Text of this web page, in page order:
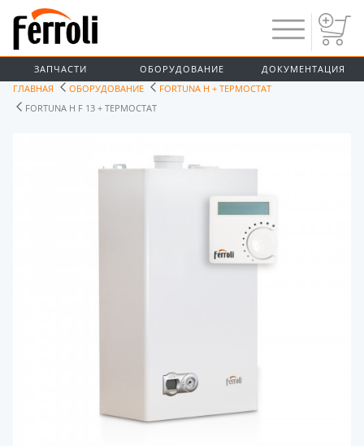
ЗАПЧАСТИ ОБОРУДОВАНИЕ
ДОКУМЕНТАЦИЯ
ГЛАВНАЯ
ОБОРУДОВАНИЕ
FORTUNA H + ТЕРМОСТАТ
FORTUNA H F 13 + ТЕРМОСТАТ